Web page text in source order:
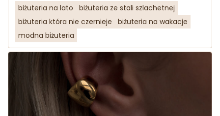
biżuteria na lato
biżuteria ze stali szlachetnej
biżuteria która nie czernieje
biżuteria na wakacje
modna biżuteria